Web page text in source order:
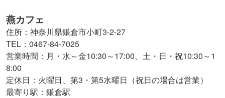
燕カフェ
住所：神奈川県鎌倉市小町3-2-27
TEL：0467-84-7025
営業時間：月・水～金10:30～17:00、土・日・祝10:30～1
8:00
定休日：火曜日、第3・第5水曜日（祝日の場合は営業）
最寄り駅：鎌倉駅